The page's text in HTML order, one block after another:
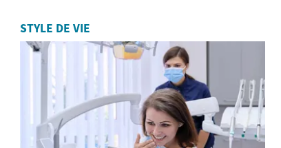
STYLE DE VIE